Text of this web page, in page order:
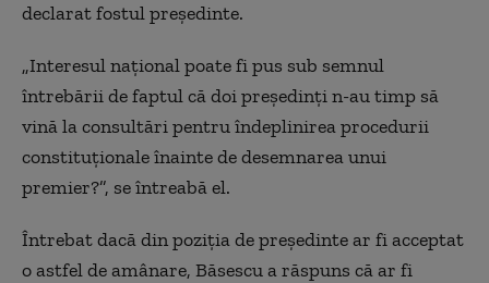
declarat fostul președinte.
„Interesul național poate fi pus sub semnul
întrebării de faptul că doi președinți n-au timp să
vină la consultări pentru îndeplinirea procedurii
constituționale înainte de desemnarea unui
premier?”, se întreabă el.
Întrebat dacă din poziția de președinte ar fi acceptat
o astfel de amânare, Băsescu a răspuns că ar fi